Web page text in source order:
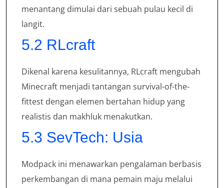
menantang dimulai dari sebuah pulau kecil di
langit.
5.2 RLcraft
Dikenal karena kesulitannya, RLcraft mengubah
Minecraft menjadi tantangan survival-of-the-
fittest dengan elemen bertahan hidup yang
realistis dan makhluk menakutkan.
5.3 SevTech: Usia
Modpack ini menawarkan pengalaman berbasis
perkembangan di mana pemain maju melalui